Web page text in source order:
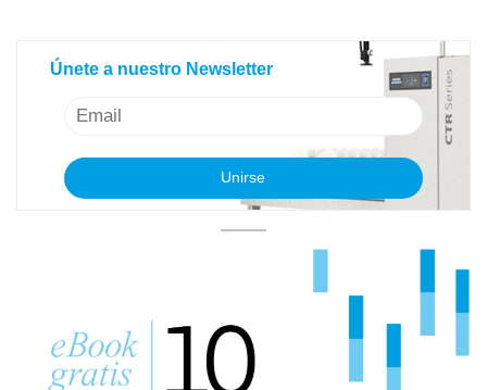
Únete a nuestro Newsletter